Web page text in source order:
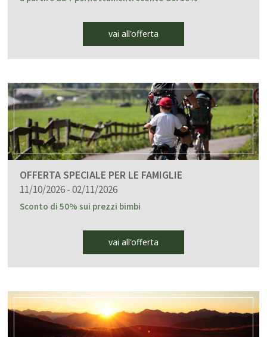
vai all'offerta
OFFERTA SPECIALE PER LE FAMIGLIE
11/10/2026 - 02/11/2026
Sconto di 50% sui prezzi bimbi
vai all'offerta